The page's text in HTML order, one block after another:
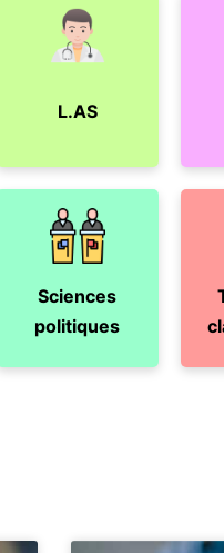
L.AS
Sciences
politiques